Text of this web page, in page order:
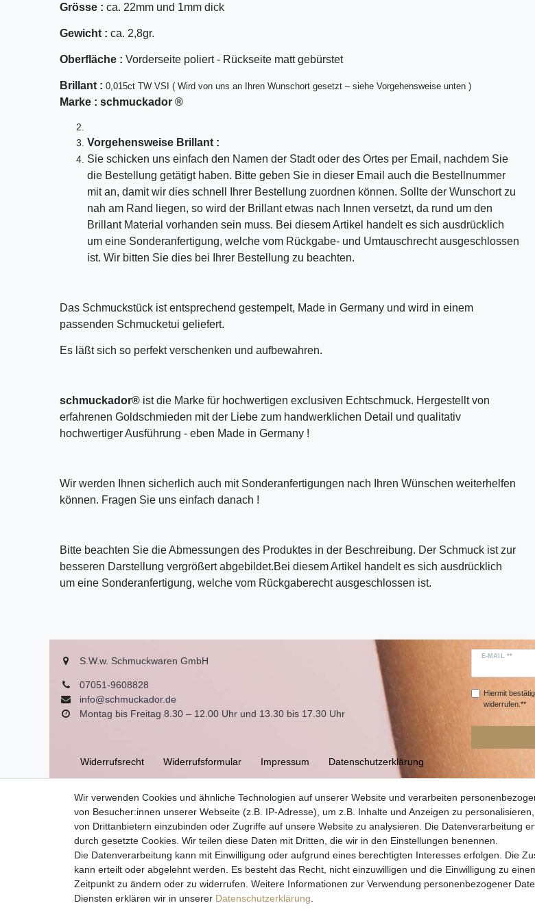
Grösse : ca. 22mm und 1mm dick
Gewicht : ca. 2,8gr.
Oberfläche : Vorderseite poliert - Rückseite matt gebürstet
Bril lant : 0,015ct TW VSI ( Wird von uns an Ihren Wunschort gesetzt – siehe Vorgehensweise unten )
Marke : schmuckador ®
Vorgehensweise Brillant :
Sie schicken uns einfach den Namen der Stadt oder des Ortes per Email, nachdem Sie
die Bestellung getätigt haben. Bitte geben Sie in dieser Email auch die Bestellnummer
mit an, damit wir dies schnell Ihrer Bestellung zuordnen können. Sollte der Wunschort zu
nah am Rand liegen, so wird der Brillant etwas nach Innen versetzt, da rund um den
Brillant Material vorhanden sein muss. Bei diesem Artikel handelt es sich ausdrücklich
um eine Sonderanfertigung, welche vom Rückgabe- und Umtauschrecht ausgeschlossen
ist. Wir bitten Sie dies bei Ihrer Bestellung zu beachten.
Das Schmuckstück ist entsprechend gestempelt, Made in Germany und wird in einem
passenden Schmucketui geliefert.
Es läßt sich so perfekt verschenken und aufbewahren.
schmuckador® ist die Marke für hochwertigen exclusiven Echtschmuck. Hergestellt von
erfahrenen Goldschmieden mit der Liebe zum handwerklichen Detail und qualitativ
hochwertiger Ausführung - eben Made in Germany !
Wir werden Ihnen sicherlich auch mit Sonderanfertigungen nach Ihren Wünschen weiterhelfen
können. Fragen Sie uns einfach danach !
Bitte beachten Sie die Abmessungen des Produktes in der Beschreibung. Der Schmuck ist zur
besseren Darstellung vergrößert abgebildet.Bei diesem Artikel handelt es sich ausdrücklich
um eine Sonderanfertigung, welche vom Rückgaberecht ausgeschlossen ist.
Wir verwenden Cookies und ähnliche Technologien auf unserer Website und verarbeiten
von Besucher:innen unserer Webseite (z.B. IP-Adresse), um z.B. Inhalte und Anzeigen zu
von Drittanbietern einzubinden oder Zugriffe auf unsere Website zu analysieren. Die Datenverarbeitung
durch gesetzte Cookies. Wir teilen diese Daten mit Dritten, die wir in den Einstellungen benennen.
Die Datenverarbeitung kann mit Einwilligung oder aufgrund eines berechtigten Interesses erfolgen. Die
kann erteilt oder abgelehnt werden. Es besteht das Recht, nicht einzuwilligen und die Einwilligung zu
Zeitpunkt zu ändern oder zu widerrufen. Weitere Informationen zur Verwendung personenbezogener
Diensten erklären wir in unserer Daten­schutz­erklärung
S.W.w. Schmuckwaren GmbH
07051-9608828
info@schmuckador.de
Montag bis Freitag 8.30 – 12.00 Uhr und 13.30 bis 17.30 Uhr
Widerrufs­recht Widerrufs­formular Impressum Daten­schutz­erklärung
E-MAIL **
Hiermit
widerrufen.**
© Copyright 2026 | Alle Rechte vorbehalten.